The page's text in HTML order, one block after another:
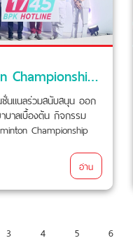
งาน Broker Badminton Championship 2024
ชั่นแนลร่วมสนับสนุน ออก
บาลเบื้องต้น กิจกรรม
Championship
อ่าน
3 4 5 6